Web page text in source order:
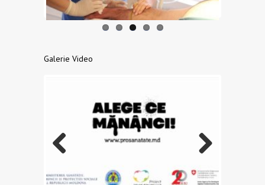
Galerie Video
us